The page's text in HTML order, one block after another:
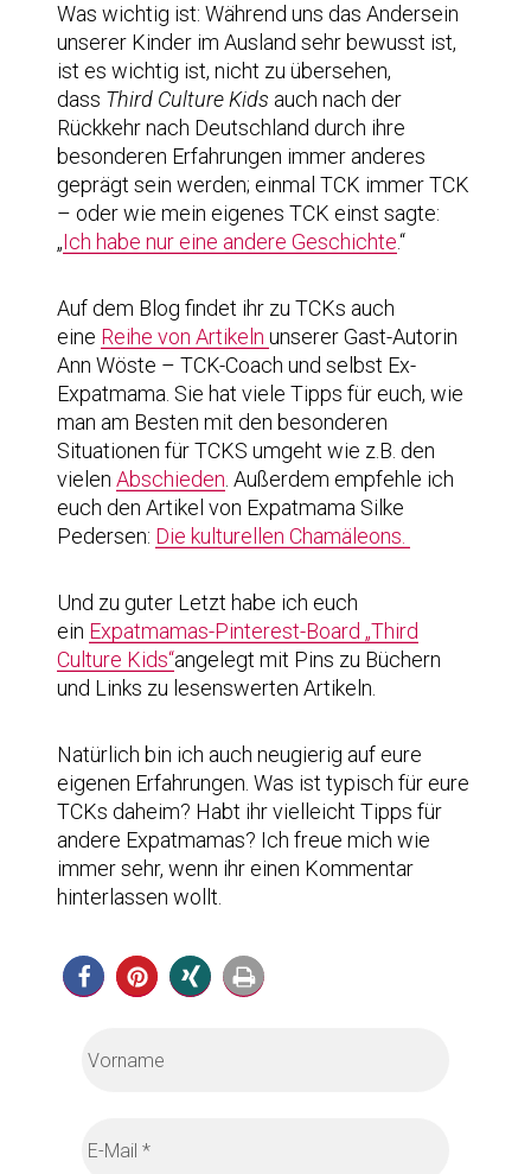
Was wichtig ist: Während uns das Andersein
unserer Kinder im Ausland sehr bewusst ist,
ist es wichtig ist, nicht zu übersehen,
dass Third Culture Kids auch nach der
Rückkehr nach Deutschland durch ihre
besonderen Erfahrungen immer anderes
geprägt sein werden; einmal TCK immer TCK
– oder wie mein eigenes TCK einst sagte:
„Ich habe nur eine andere Geschichte.“
Auf dem Blog findet ihr zu TCKs auch
eine Reihe von Artikeln unserer Gast-Autorin
Ann Wöste – TCK-Coach und selbst Ex-
Expatmama. Sie hat viele Tipps für euch, wie
man am Besten mit den besonderen
Situationen für TCKS umgeht wie z.B. den
vielen Abschieden . Außerdem empfehle ich
euch den Artikel von Expatmama Silke
Pedersen: Die kulturellen Chamäleons.
Und zu guter Letzt habe ich euch
ein Expatmamas-Pinterest-Board „Third
Culture Kids“angelegt mit Pins zu Büchern
und Links zu lesenswerten Artikeln.
Natürlich bin ich auch neugierig auf eure
eigenen Erfahrungen. Was ist typisch für eure
TCKs daheim? Habt ihr vielleicht Tipps für
andere Expatmamas? Ich freue mich wie
immer sehr, wenn ihr einen Kommentar
hinterlassen wollt.